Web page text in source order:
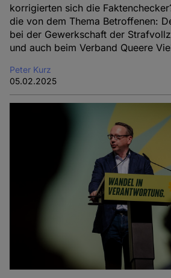
korrigierten sich die
die von dem Thema Betroffenen:
bei der Gewerkschaft der
und auch beim Verband Queere
Peter Kurz
05.02.2025